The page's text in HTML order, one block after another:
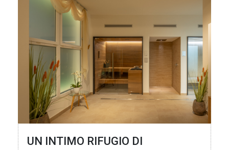
UN INTIMO RIFUGIO DI